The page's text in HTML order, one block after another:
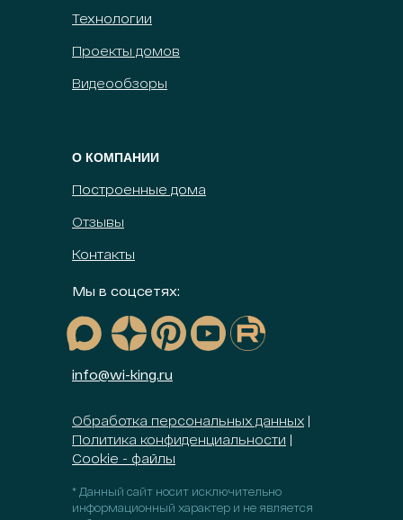
* Данный сайт носит исключительно
информационный характер и не является
Контакты
Отзывы
Построенные дома
О КОМПАНИИ
Видеообзоры
Проекты домов
Технологии
info@wi-king.ru
Мы в соцсетях:
Обработка персональных данных |
Политика конфиденциальности |
Сookie - файлы